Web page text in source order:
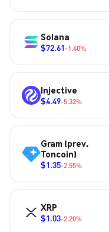
Solana
$72.61-1.40%
Injective
$4.49-5.32%
Gram (prev.
Toncoin)
$1.35-2.55%
XRP
$1.03-2.20%